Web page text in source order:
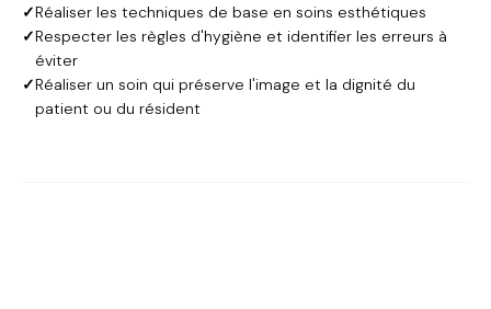
✓Réaliser les techniques de base en soins esthétiques
✓Respecter les règles d'hygiène et identifier les erreurs à
éviter
✓Réaliser un soin qui préserve l'image et la dignité du
patient ou du résident